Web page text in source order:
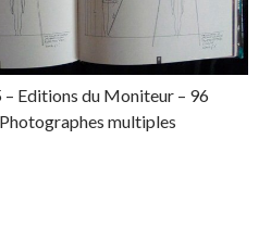
Editions du Moniteur – 96
multiples
Pour La Tolérance, Paris Tour